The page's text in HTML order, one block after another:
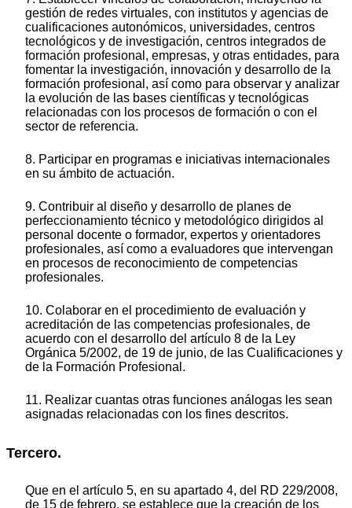
gestión de redes virtuales, con institutos y agencias de
cualificaciones autonómicos, universidades, centros
tecnológicos y de investigación, centros integrados de
formación profesional, empresas, y otras entidades, para
fomentar la investigación, innovación y desarrollo de la
formación profesional, así como para observar y analizar
la evolución de las bases científicas y tecnológicas
relacionadas con los procesos de formación o con el
sector de referencia.
8. Participar en programas e iniciativas internacionales
en su ámbito de actuación.
9. Contribuir al diseño y desarrollo de planes de
perfeccionamiento técnico y metodológico dirigidos al
personal docente o formador, expertos y orientadores
profesionales, así como a evaluadores que intervengan
en procesos de reconocimiento de competencias
profesionales.
10. Colaborar en el procedimiento de evaluación y
acreditación de las competencias profesionales, de
acuerdo con el desarrollo del artículo 8 de la Ley
Orgánica 5/2002, de 19 de junio, de las Cualificaciones y
de la Formación Profesional.
11. Realizar cuantas otras funciones análogas les sean
asignadas relacionadas con los fines descritos.
Tercero.
Que en el artículo 5, en su apartado 4, del RD 229/2008,
de 15 de febrero, se establece que la creación de los